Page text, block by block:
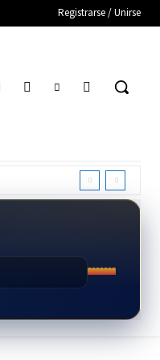
Registrarse / Unirse